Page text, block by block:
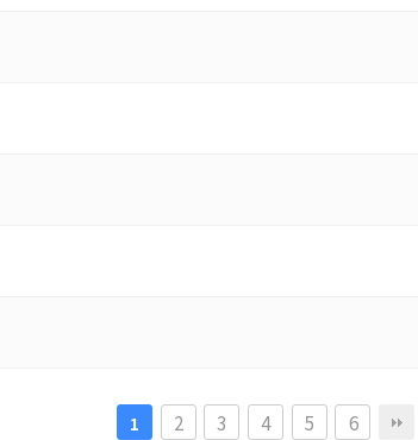
1 2 3 4 5 6